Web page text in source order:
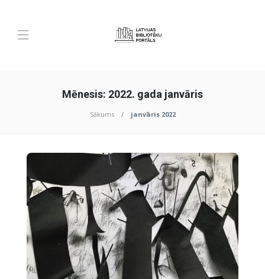
Mēnesis: 2022. gada janvāris
Sākums janvāris 2022